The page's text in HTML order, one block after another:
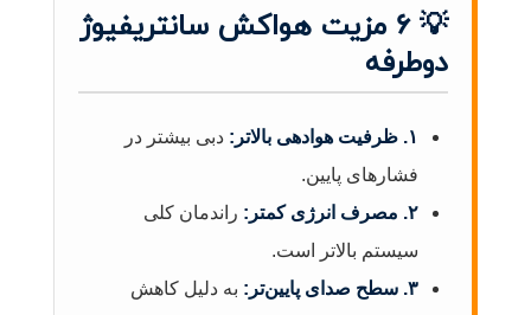
💡 ۶ مزیت هواکش سانتریفیوژ
دوطرفه
۱. ظرفیت هوادهی بالاتر:
دبی بیشتر در
فشارهای پایین.
۲. مصرف انرژی کمتر:
راندمان کلی
سیستم بالاتر است.
۳. سطح صدای پایین‌تر:
به دلیل کاهش